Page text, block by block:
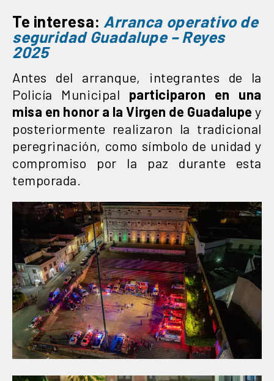
Te interesa: Arranca operativo de
seguridad Guadalupe – Reyes
2025
Antes del arranque, integrantes de la
Policía Municipal participaron en una
misa en honor a la Virgen de Guadalupe y
posteriormente realizaron la tradicional
peregrinación, como símbolo de unidad y
compromiso por la paz durante esta
temporada.